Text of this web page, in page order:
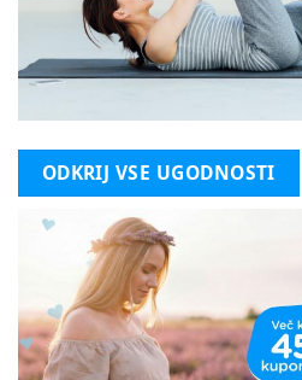
ODKRIJ VSE UGODNOSTI